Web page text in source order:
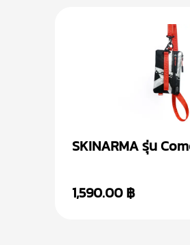
SKINARMA รุ่น
1,590.00 ฿